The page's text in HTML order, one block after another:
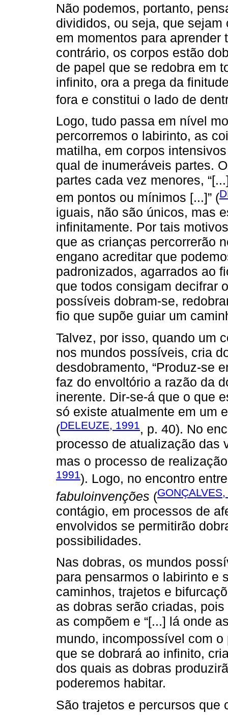
Não podemos, portanto,
divididos, ou seja, que
em momentos para
contrário, os corpos estão
de papel que se redobra em
infinito, ora a prega da
fora e constitui o lado de
Logo, tudo passa em nível
percorremos o labirinto, as
matilha, em corpos
qual de inumeráveis partes.
partes cada vez menores,
em pontos ou mínimos [...]” (
iguais, não são únicos, mas
infinitamente. Por tais
que as crianças percorrerão
engano acreditar que
padronizados, agarrados ao
que todos consigam decifrar
possíveis dobram-se,
fio que supõe guiar um
Talvez, por isso, quando um
nos mundos possíveis, cria
desdobramento, “Produz-se
faz do envoltório a razão da
inerente. Dir-se-á que o que
só existe atualmente em um
(DELEUZE, 1991, p. 40). No
processo de atualização das
mas o processo de
1991). Logo, no encontro
fabuloinvenções (
contágio, em processos de
envolvidos se permitirão
possibilidades.
Nas dobras, os mundos
para pensarmos o labirinto e
caminhos, trajetos e
as dobras serão criadas,
as compõem e “[...] lá onde
mundo, incompossível com o
que se dobrará ao infinito,
dos quais as dobras
poderemos habitar.
São trajetos e percursos que